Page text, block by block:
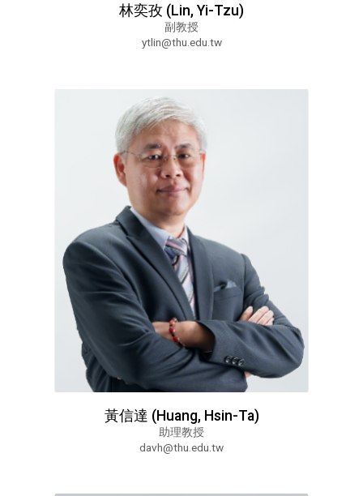
林奕孜 (Lin, Yi-Tzu)
副教授
ytlin@thu.edu.tw
黃信達 (Huang, Hsin-Ta)
助理教授
davh@thu.edu.tw